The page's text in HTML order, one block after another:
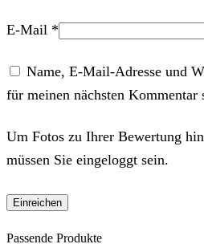
E-Mail *
Name, E-Mail-Adresse und
für meinen nächsten Kommentar
Um Fotos zu Ihrer Bewertung
müssen Sie eingeloggt sein.
Passende Produkte